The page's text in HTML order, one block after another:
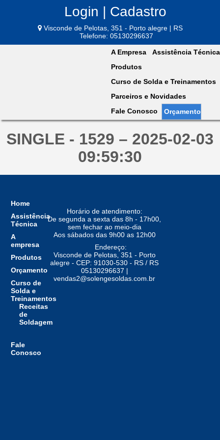
Login | Cadastro
Visconde de Pelotas, 351 - Porto alegre | RS
Telefone: 05130296637
A Empresa
Assistência Técnica
Produtos
Curso de Solda e Treinamentos
Parceiros e Novidades
Fale Conosco
Orçamento
SINGLE - 1529 – 2025-02-03
09:59:30
Home
Assistência
Técnica
A
empresa
Produtos
Orçamento
Curso de
Solda e
Treinamentos
Receitas
de
Soldagem
Fale
Conosco
Horário de atendimento:
De segunda a sexta das 8h - 17h00,
sem fechar ao meio-dia
Aos sábados das 9h00 as 12h00
Endereço:
Visconde de Pelotas, 351 - Porto
alegre - CEP: 91030-530 - RS / RS
05130296637 |
vendas2@solengesoldas.com.br